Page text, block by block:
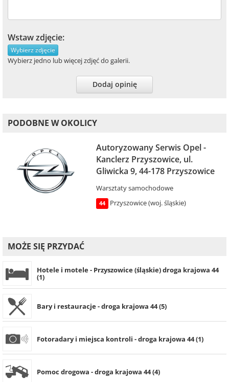
Wstaw zdjęcie:
Wybierz zdjęcie
Wybierz jedno lub więcej zdjęć do galerii.
Dodaj opinię
PODOBNE W OKOLICY
Autoryzowany Serwis Opel -
Kanclerz Przyszowice, ul.
Gliwicka 9, 44-178 Przyszowice
Warsztaty samochodowe
44 Przyszowice (woj. śląskie)
MOŻE SIĘ PRZYDAĆ
Hotele i motele - Przyszowice (śląskie) droga krajowa 44
(1)
Bary i restauracje - droga krajowa 44 (5)
Fotoradary i miejsca kontroli - droga krajowa 44 (1)
Pomoc drogowa - droga krajowa 44 (4)